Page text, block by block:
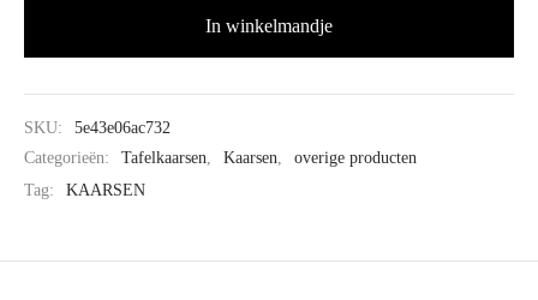
In winkelmandje
SKU:
5e43e06ac732
Categorieën:
Tafelkaarsen, Kaarsen,
overige producten
Tag:
KAARSEN